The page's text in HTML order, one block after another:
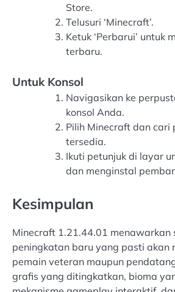
Store.
Telusuri ‘Minecraft’.
Ketuk ‘Perbarui’ untuk
terbaru.
Untuk Konsol
Navigasikan ke
konsol Anda.
Pilih Minecraft dan cari
tersedia.
Ikuti petunjuk di layar
dan menginstal
Kesimpulan
Minecraft 1.21.44.01 menawarkan
peningkatan baru yang pasti akan
pemain veteran maupun
grafis yang ditingkatkan, bioma